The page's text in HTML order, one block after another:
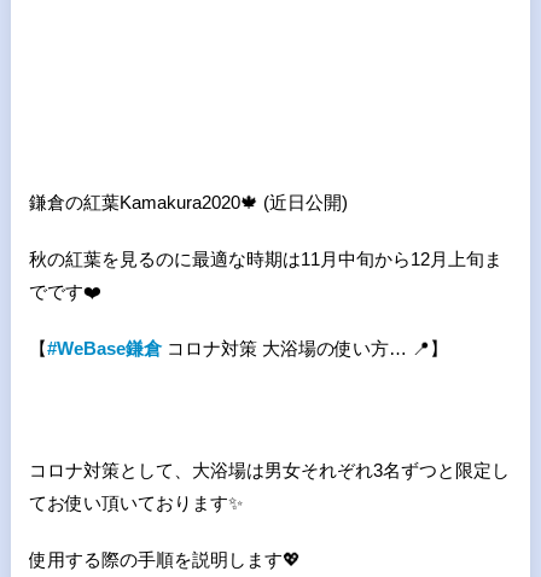
鎌倉の紅葉Kamakura2020🍁 (近日公開)
秋の紅葉を見るのに最適な時期は11月中旬から12月上旬ま
でです❤
【#WeBase鎌倉コロナ対策 大浴場の使い方… 📍】
コロナ対策として、大浴場は男女それぞれ3名ずつと限定し
てお使い頂いております✨
使用する際の手順を説明します💖